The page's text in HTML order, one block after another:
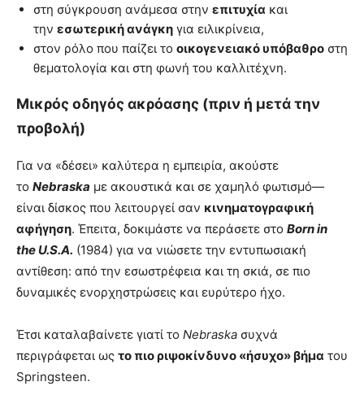
στη σύγκρουση ανάμεσα στην επιτυχία και
την εσωτερική ανάγκη για ειλικρίνεια,
στον ρόλο που παίζει το οικογενειακό υπόβαθρο στη
θεματολογία και στη φωνή του καλλιτέχνη.
Μικρός οδηγός ακρόασης (πριν ή μετά την
προβολή)
Για να «δέσει» καλύτερα η εμπειρία, ακούστε
το Nebraska με ακουστικά και σε χαμηλό φωτισμό—
είναι δίσκος που λειτουργεί σαν κινηματογραφική
αφήγηση. Έπειτα, δοκιμάστε να περάσετε στο Born in
the U.S.A. (1984) για να νιώσετε την εντυπωσιακή
αντίθεση: από την εσωστρέφεια και τη σκιά, σε πιο
δυναμικές ενορχηστρώσεις και ευρύτερο ήχο.
Έτσι καταλαβαίνετε γιατί το Nebraska συχνά
περιγράφεται ως το πιο ριψοκίνδυνο «ήσυχο» βήμα του
Springsteen.